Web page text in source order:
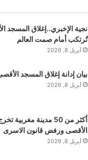
نجية الإخبري..إغلاق المسجد
تُرتكب أمام صمت العالم
أبريل 8, 2026
بيان إدانة إغلاق المسجد
أبريل 8, 2026
أكثر من 50 مدينة
الأقصى ورفض قانون الاسرى
أبريل 8, 2026